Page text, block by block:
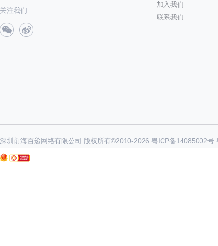
关注我们
加入我们
联系我们
深圳前海百递网络有限公司 版权所有©2010-2026 粤ICP备14085002号